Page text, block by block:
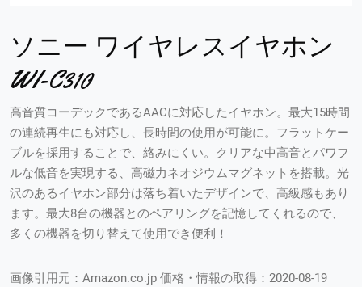
ソニー ワイヤレスイヤホン
WI-C310
高音質コーデックであるAACに対応したイヤホン。最大15時間
の連続再生にも対応し、長時間の使用が可能に。フラットケー
ブルを採用することで、絡みにくい。クリアな中高音とパワフ
ルな低音を実現する、高磁力ネオジウムマグネットを搭載。光
沢のあるイヤホン部分は落ち着いたデザインで、高級感もあり
ます。最大8台の機器とのペアリングを記憶してくれるので、
多くの機器を切り替えて使用でき便利！
画像引用元：Amazon.co.jp 価格・情報の取得：2020-08-19